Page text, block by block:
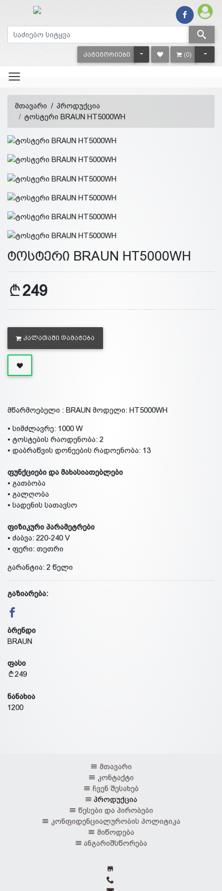
ᲙᲐᲢᲔᲒᲝᲠᲘᲔᲑᲘ TOGGLE DROPDOWN
(0)
მთავარი
პროდუქცია
ტოსტერი BRAUN HT5000WH
ტოსტერი BRAUN HT5000WH
249
ᲙᲐᲚᲐᲗᲐᲨᲘ ᲓᲐᲛᲐᲢᲔᲑᲐ
მწარმოებელი : BRAUN მოდელი: HT5000WH
• სიმძლავრე: 1000 W
• ტოსტების რაოდენობა: 2
• დაბრაწვის დონეების რადოენობა: 13
ფუნქციები და მახასიათებლები
• გათბობა
• გალღობა
• სადენის სათავსო
ფიზიკური პარამეტრები
• ძაბვა: 220-240 V
• ფერი: თეთრი
გარანტია: 2 წელი
გაზიარება:
ბრენდი
BRAUN
ფასი
249
ნანახია
1200
მთავარი
კონტაქტი
ჩვენ შესახებ
პროდუქცია
წესები და პირობები
კონფიდენციალურობის პოლიტიკა
მიწოდება
ანგარიშსწორება